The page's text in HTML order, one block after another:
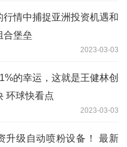
行情中捕捉亚洲投资机遇和
合堡垒
2023-03-03
的幸运，这就是王健林创
环球快看点
2023-03-03
升级自动喷粉设备！ 最新